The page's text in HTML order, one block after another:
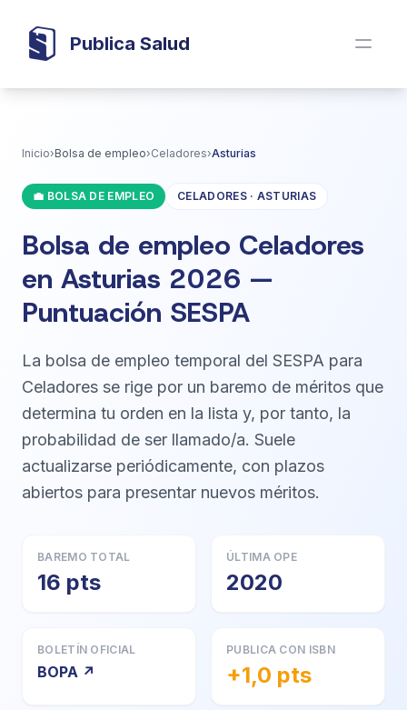
Publica Salud
Inicio›Bolsa de empleo›Celadores›Asturias
💼 BOLSA DE EMPLEO CELADORES · ASTURIAS
Bolsa de empleo Celadores
en Asturias 2026 —
Puntuación SESPA
La bolsa de empleo temporal del SESPA para
Celadores se rige por un baremo de méritos que
determina tu orden en la lista y, por tanto, la
probabilidad de ser llamado/a. Suele
actualizarse periódicamente, con plazos
abiertos para presentar nuevos méritos.
BAREMO TOTAL
16 pts
ÚLTIMA OPE
2020
BOLETÍN OFICIAL
BOPA ↗
PUBLICA CON ISBN
+1,0 pts